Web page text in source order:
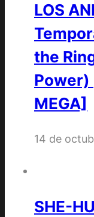
LOS
the
Power)
MEGA]
14 de
SHE-